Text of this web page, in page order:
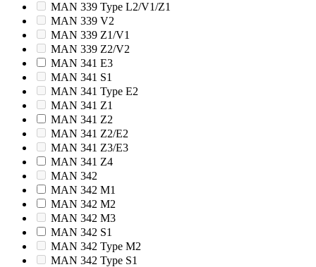
MAN 339 Type L2/V1/Z1
MAN 339 V2
MAN 339 Z1/V1
MAN 339 Z2/V2
MAN 341 E3
MAN 341 S1
MAN 341 Type E2
MAN 341 Z1
MAN 341 Z2
MAN 341 Z2/E2
MAN 341 Z3/E3
MAN 341 Z4
MAN 342
MAN 342 M1
MAN 342 M2
MAN 342 M3
MAN 342 S1
MAN 342 Type M2
MAN 342 Type S1